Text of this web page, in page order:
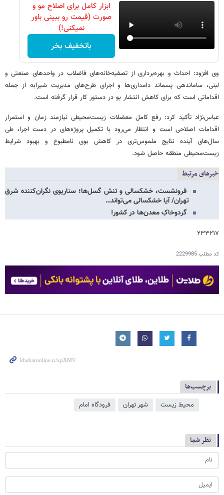
ابزار کامل برای اصلاح مو و
صورت (قیمت رو ببینی باور
نمیکنی!)
باتخفیف بخر
وی افزود: احداث و بهره‌برداری از تصفیه‌خانه‌های فاضلاب در واحدهای صنعتی و
لبنی، ساماندهی پسماند دامداری‌ها و اجرای طرح‌های مدیریت شیرابه از جمله
اقداماتی است که برای کاهش انتشار بو در دستور کار قرار گرفته است.
عباس‌نژاد تأکید کرد: رفع کامل معضلات زیست‌محیطی نیازمند زمان و استمرار
اقدامات اصلاحی است و انتظار می‌رود با تکمیل پروژه‌های در دست اجرا، طی
سال‌های آینده نتایج ملموس‌تری در کاهش بوی نامطبوع و بهبود شرایط
زیست‌محیطی منطقه حاصل شود.
خبرهای مرتبط
فرونشست، خشکسالی و تنش گسل‌ها؛ سناریوی نگران‌کننده شرق
تهران/ آیا خشکسالی می‌تواند…
گردوخاکِ معدن‌ها در کشور!
۲۳۳۲۱۷
کد مطلب2229985
برچسب‌ها
محیط زیست شهر تهران فرودگاه امام
نظر شما